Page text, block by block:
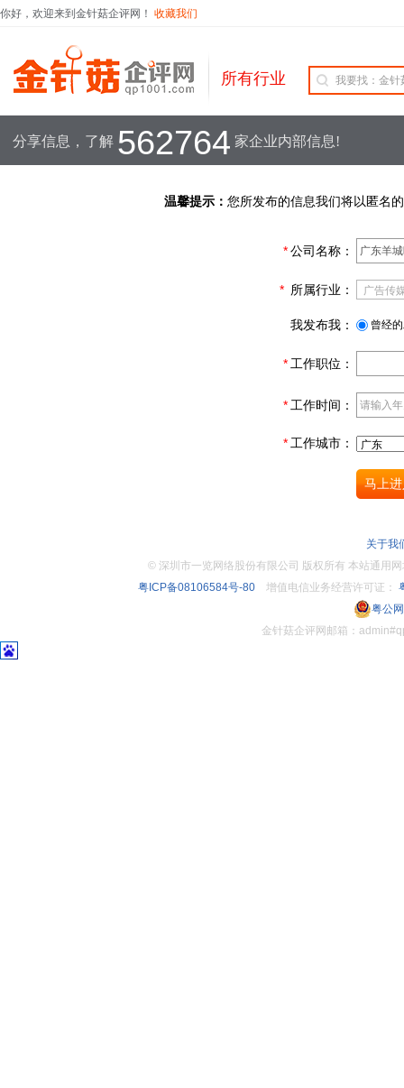
你好，欢迎来到金针菇企评网！ 收藏我们
所有行业
分享信息，了解 562764 家企业内部信息!
温馨提示： 您所发布的信息我们将以匿名
*公司名称：
* 所属行业：
我发布我： 曾经
* 工作职位：
* 工作时间：
* 工作城市：
关于我
© 深圳市一览网络股份有限公司 版权所有 本站通
粤ICP备08106584号-80增值电信业务经营许可证：
粤公
金针菇企评网邮箱：